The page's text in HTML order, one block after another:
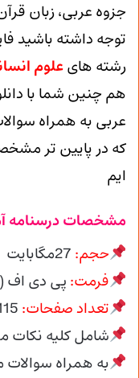
جزوه عربی، زبان قرآن پایه 10 را
توجه داشته باشید
رشته هایعلوم
هم چنین شما با
عربی به همراه
که در پایین تر
ایم
مشخصات درسنامه
حجم:
فرمت: پی دی اف
تعداد صفحات:
شامل کلیه
به همراه سوالات